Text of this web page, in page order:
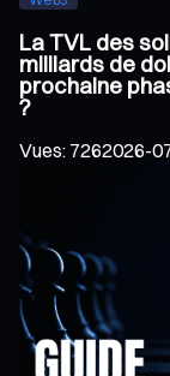
La TVL des
milliards de
prochaine
?
Vues: 7262026-